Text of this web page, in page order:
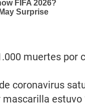
muertes por
coronavirus
estuvo